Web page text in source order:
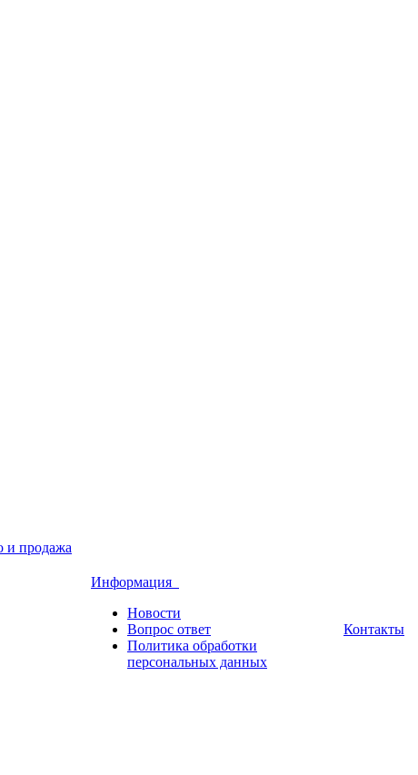
и продажа
Информация
Новости
Вопрос ответ
Политика обработки
персональных данных
Контакты